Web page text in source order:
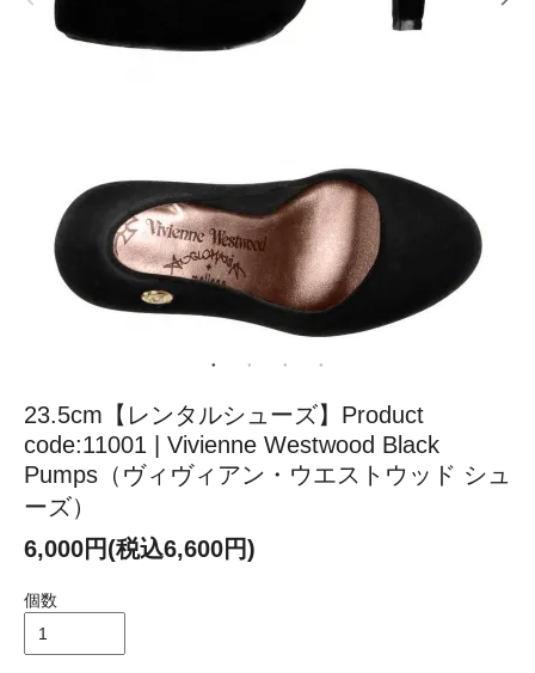
23.5cm【レンタルシューズ】Product
code:11001 | Vivienne Westwood Black
Pumps（ヴィヴィアン・ウエストウッド シュ
ーズ）
6,000円(税込6,600円)
個数